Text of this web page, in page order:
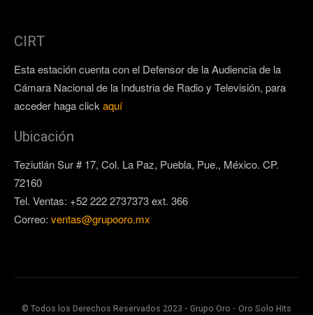
CIRT
Esta estación cuenta con el Defensor de la Audiencia de la
Cámara Nacional de la Industria de Radio y Televisión, para
acceder haga click aquí
Ubicación
Teziutlán Sur # 17, Col. La Paz, Puebla, Pue., México. CP.
72160
Tel. Ventas: +52 222 2737373 ext. 366
Correo: ventas@grupooro.mx
© Todos los Derechos Reservados 2023 - Grupo Oro - Oro Solo Hits